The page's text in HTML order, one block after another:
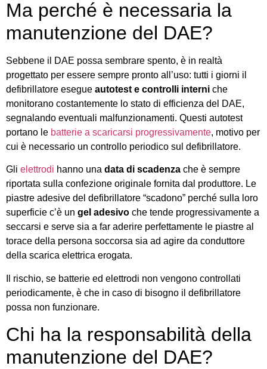
Ma perché è necessaria la
manutenzione del DAE?
Sebbene il DAE possa sembrare spento, è in realtà
progettato per essere sempre pronto all’uso: tutti i giorni il
defibrillatore esegue autotest e controlli interni che
monitorano costantemente lo stato di efficienza del DAE,
segnalando eventuali malfunzionamenti. Questi autotest
portano le batterie a scaricarsi progressivamente, motivo per
cui è necessario un controllo periodico sul defibrillatore.
Gli elettrodi hanno una data di scadenza che è sempre
riportata sulla confezione originale fornita dal produttore. Le
piastre adesive del defibrillatore “scadono” perché sulla loro
superficie c’è un gel adesivo che tende progressivamente a
seccarsi e serve sia a far aderire perfettamente le piastre al
torace della persona soccorsa sia ad agire da conduttore
della scarica elettrica erogata.
Il rischio, se batterie ed elettrodi non vengono controllati
periodicamente, è che in caso di bisogno il defibrillatore
possa non funzionare.
Chi ha la responsabilità della
manutenzione del DAE?